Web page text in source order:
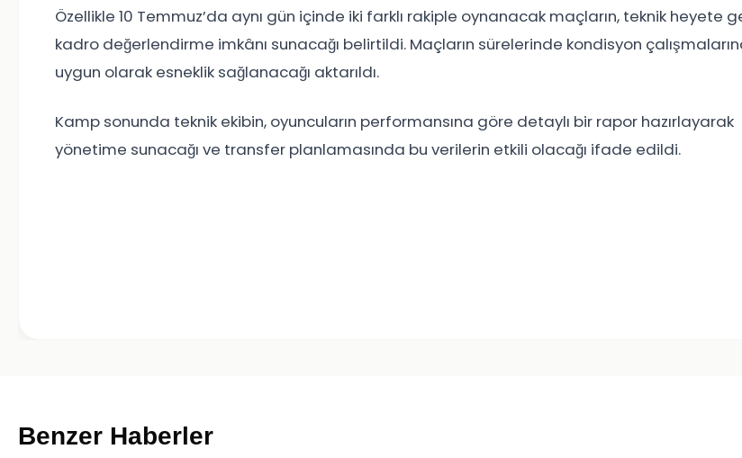
Özellikle 10 Temmuz’da aynı gün içinde iki farklı rakiple oynanacak maçların, teknik heyete
kadro değerlendirme imkânı sunacağı belirtildi. Maçların sürelerinde kondisyon
uygun olarak esneklik sağlanacağı aktarıldı.
Kamp sonunda teknik ekibin, oyuncuların performansına göre detaylı bir rapor hazırlayarak
yönetime sunacağı ve transfer planlamasında bu verilerin etkili olacağı ifade edildi.
Benzer Haberler